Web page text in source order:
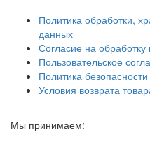
Политика обработки,
данных
Согласие на
Пользовательское
Политика безопасности
Условия возврата
Мы принимаем: